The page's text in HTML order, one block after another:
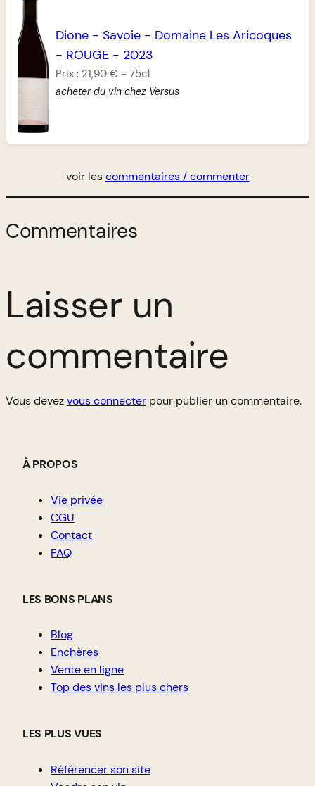
Dione -Savoie - Domaine Les Aricoques
- ROUGE - 2023
Prix : 21,90 € -75cl
acheter du vin chez Versus
voir lescommentaires / commenter
Commentaires
Laisser un
commentaire
Vous devezvous connecter pour publier un commentaire.
À PROPOS
Vie privée
CGU
Contact
FAQ
LES BONS PLANS
Blog
Enchères
Vente en ligne
Top des vins les plus chers
LES PLUS VUES
Référencer son site